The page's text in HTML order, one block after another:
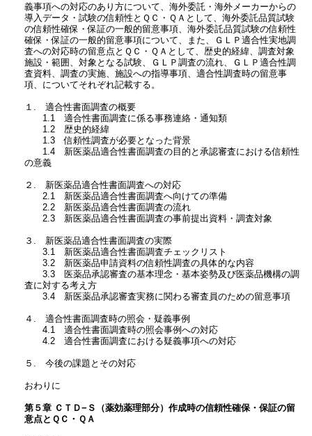
義事項への対応のあり方について、海外委託・海外メーカーからの
導入データ・試験の信頼性とＱＣ・ＱＡとして、海外委託品質試験
の信頼性確保・保証の一般的留意事項、海外委託品質試験の信頼性
確保・保証の一般的留意事項について、また、ＧＬＰ適合性実地調
査への対応時の留意点とＱＣ・ＱＡとして、歴史的経緯、調査対象
施設・範囲、対象となる試験、ＧＬＰ調査の流れ、ＧＬＰ適合性調
査資料、調査の実施、施設への指導事項、適合性調査時の留意事
項、についてそれぞれ記載する。
１. 適合性書面調査の概要
1.1 適合性書面調査に係る事務連絡・通知類
1.2 歴史的経緯
1.3 信頼性調査が必要となった背景
1.4 新医薬品適合性書面調査の目的と承認審査における信頼性
の意義
２. 新医薬品適合性書面調査への対応
2.1 新医薬品適合性書面調査へ向けての準備
2.2 新医薬品適合性書面調査の流れ
2.3 新医薬品適合性書面調査の事前提出資料・調査対象
３. 新医薬品適合性書面調査の実際
3.1 新医薬品適合性書面調査チェックリスト
3.2 新医薬品申請資料の信頼性調査の具体的な内容
3.3 医薬品承認審査の基本理念・基本姿勢及び医薬品機構の調
査に対する考え方
3.4 新医薬品承認審査実務に関わる審査員のための留意事項
４. 適合性書面調査時の照会・疑義事例
4.1 適合性書面調査時の照会事例への対応
4.2 適合性書面調査における疑義事項への対応
５. 今後の課題とその対応
おわりに
第５章 ＣＴＤ−Ｓ（薬効薬理部分）作成時の信頼性確保・保証の留
意点とＱＣ・ＱＡ